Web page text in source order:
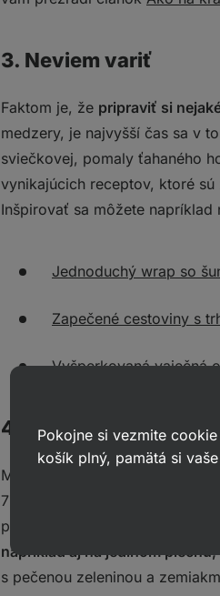
3. Neviem variť
Faktom je, že pripraviť si
medzery, je najvyšší čas sa v
sviečkovej, pomaly ťahaného
vynikajúcich receptov, ktoré
Inšpirovať sa môžete napríklad
Jednoduchý wrap so
Zapečené cestoviny s
Vyšperkovaná vaječná
4. Zašpiním pri tom
Možno sa vareniu vyhýbate
7 dní a 7 nocí upratovať božie
prípravu a veľa riadu. Od tých
napríklad aj na jedinom plechu,
s pečenou zeleninou a
Pokojne si vezmite
košík plný, pamätá si